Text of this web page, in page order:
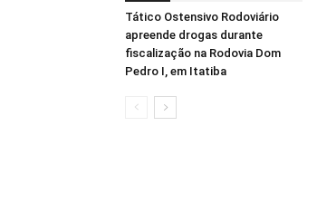
Tático Ostensivo Rodoviário
apreende drogas durante
fiscalização na Rodovia Dom
Pedro I, em Itatiba